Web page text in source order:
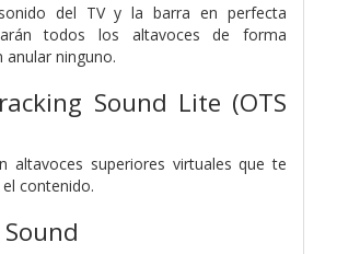
del TV y la barra en perfecta
todos los altavoces de forma
anular ninguno.
Sound Lite (OTS
altavoces superiores virtuales que te
contenido.